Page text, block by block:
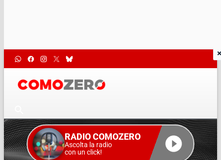
RADIO COMOZERO
Ascolta la radio
con un click!